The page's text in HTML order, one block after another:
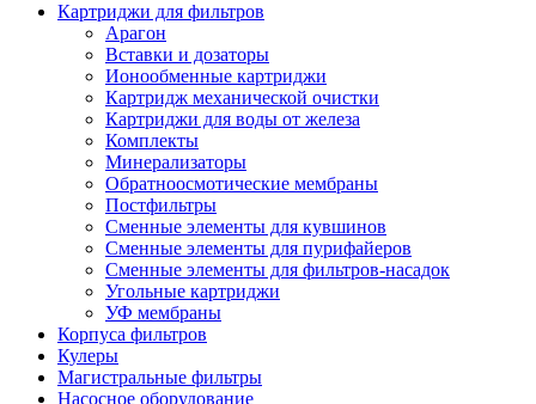
Картриджи для фильтров
Арагон
Вставки и дозаторы
Ионообменные картриджи
Картридж механической очистки
Картриджи для воды от железа
Комплекты
Минерализаторы
Обратноосмотические мембраны
Постфильтры
Сменные элементы для кувшинов
Сменные элементы для пурифайеров
Сменные элементы для фильтров-насадок
Угольные картриджи
УФ мембраны
Корпуса фильтров
Кулеры
Магистральные фильтры
Насосное оборудование